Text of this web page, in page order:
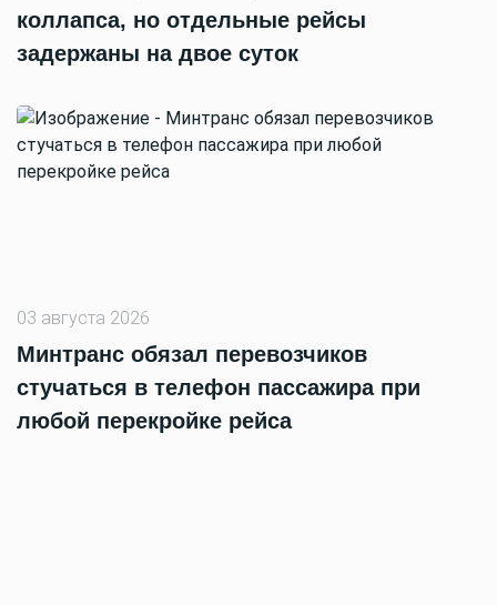
коллапса, но отдельные рейсы
задержаны на двое суток
03 августа 2026
Минтранс обязал перевозчиков
стучаться в телефон пассажира при
любой перекройке рейса